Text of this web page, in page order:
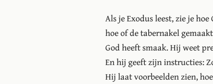
Als je Exodus leest, zie je
hoe of de tabernakel
God heeft smaak. Hij weet
En hij geeft zijn instructies:
Hij laat voorbeelden zien,